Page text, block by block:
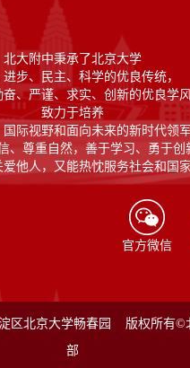
北大附中秉承了北京大学
进步、民主、科学的优良传统，
、严谨、求实、创新的优良学风
致力于培养
际视野和面向未来的新时代领军
、尊重自然，善于学习、勇于创
他人，又能热忱服务社会和国家
官方微信
区北京大学畅春园 版权所有©
部